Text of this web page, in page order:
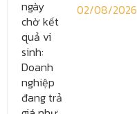
02/08/2026